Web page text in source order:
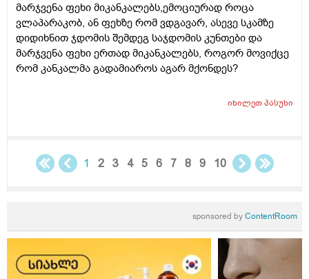
მარჯვენა ფეხი მიკანკალებს,ემოციურად როცა
ვლაპარაკობ, ან ფეხზე რომ ვდგავარ, ასევე სკამზე
დიდიხნით ჯდომის შემდეგ საჯდომის კუნთები და
მარჯვენა ფეხი ერთად მიკანკალებს, როგორ მოვიქცე
რომ კანკალმა გადამიაროს აგარ მქონდეს?
იხილეთპასუხი
1 2 3 4 5 6 7 8 9 10
sponsored byContentRoom